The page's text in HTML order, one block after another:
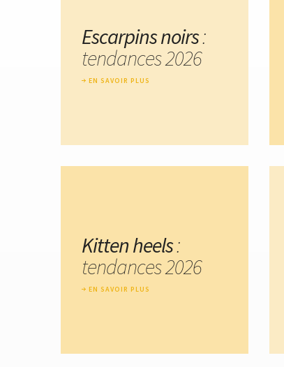
Escarpins noirs:
tendances 2026
EN SAVOIR PLUS
Kitten heels:
tendances 2026
EN SAVOIR PLUS